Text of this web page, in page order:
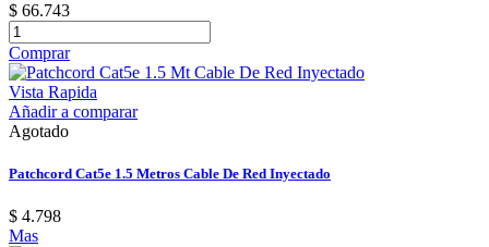
$ 66.743
Comprar
Vista Rapida
Añadir a comparar
Agotado
Patchcord Cat5e 1.5 Metros Cable De Red Inyectado
$ 4.798
Mas